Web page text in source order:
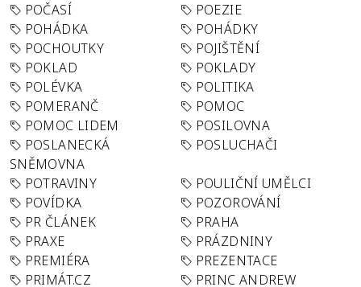
POČASÍ
POEZIE
POHÁDKA
POHÁDKY
POCHOUTKY
POJIŠTĚNÍ
POKLAD
POKLADY
POLÉVKA
POLITIKA
POMERANČ
POMOC
POMOC LIDEM
POSILOVNA
POSLANECKÁ
SNĚMOVNA
POSLUCHAČI
POTRAVINY
POULIČNÍ UMĚLCI
POVÍDKA
POZOROVÁNÍ
PR ČLÁNEK
PRAHA
PRAXE
PRÁZDNINY
PREMIÉRA
PREZENTACE
PRIMÁT.CZ
PRINC ANDREW